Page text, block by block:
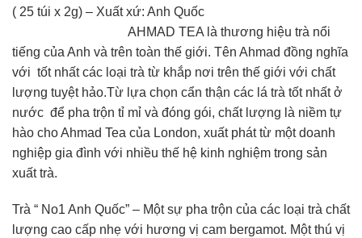
( 25 túi x 2g) – Xuất xứ: Anh Quốc
AHMAD TEA là thương hiệu trà nổi
tiếng của Anh và trên toàn thế giới. Tên Ahmad đồng nghĩa
với tốt nhất các loại trà từ khắp nơi trên thế giới với chất
lượng tuyệt hảo.Từ lựa chọn cẩn thận các lá trà tốt nhất ở
nước để pha trộn tỉ mỉ và đóng gói, chất lượng là niềm tự
hào cho Ahmad Tea của London, xuất phát từ một doanh
nghiệp gia đình với nhiều thế hệ kinh nghiệm trong sản
xuất trà.
Trà “ No1 Anh Quốc” – Một sự pha trộn của các loại trà chất
lượng cao cấp nhẹ với hương vị cam bergamot. Một thú vị